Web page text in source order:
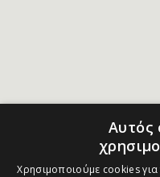
Αυτός
Χρησιμοποιούμε cookies